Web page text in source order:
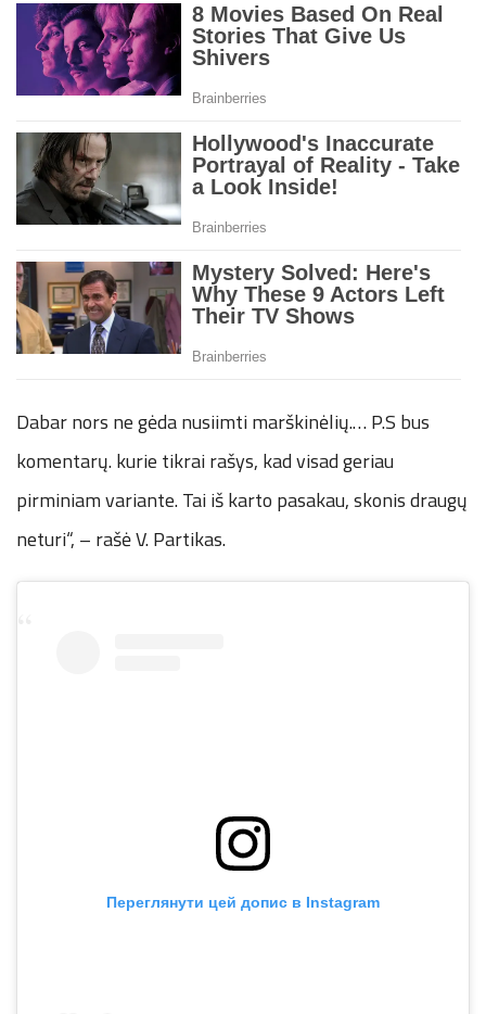
Dabar nors ne gėda nusiimti marškinėlių.… P.S bus
komentarų. kurie tikrai rašys, kad visad geriau
pirminiam variante. Tai iš karto pasakau, skonis draugų
neturi“, – rašė V. Partikas.
Переглянути цей допис в Instagram